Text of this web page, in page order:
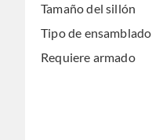
Tamaño del sillón
Tipo de ensamblado
Requiere armado